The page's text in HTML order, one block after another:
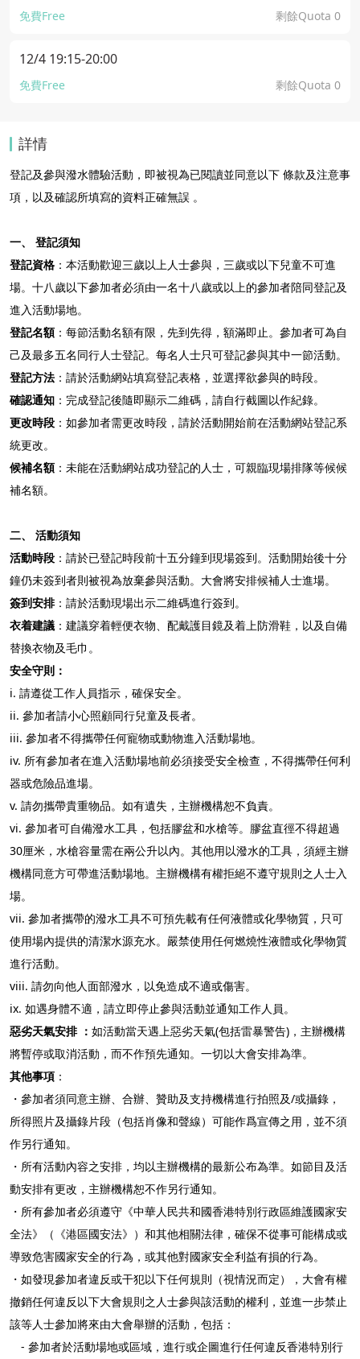
免費Free 剩餘Quota 0
12/4 19:15-20:00
免費Free 剩餘Quota 0
詳情
登記及參與潑水體驗活動，即被視為已閱讀並同意以下 條款及注意事
項，以及確認所填寫的資料正確無誤 。
一、 登記須知
登記資格 ：本活動歡迎三歲以上人士參與，三歲或以下兒童不可進
場。十八歲以下參加者必須由一名十八歲或以上的參加者陪同登記及
進入活動場地。
登記名額：每節活動名額有限，先到先得，額滿即止。參加者可為自
己及最多五名同行人士登記。每名人士只可登記參與其中一節活動。
登記方法 ：請於活動網站填寫登記表格，並選擇欲參與的時段。
確認通知 ：完成登記後隨即顯示二維碼，請自行截圖以作紀錄。
更改時段 ：如參加者需更改時段，請於活動開始前在活動網站登記系
統更改。
候補名額： 未能在活動網站成功登記的人士，可親臨現場排隊等候候
補名額。
二、 活動須知
活動時段 ：請於已登記時段前十五分鐘到現場簽到。活動開始後十分
鐘仍未簽到者則被視為放棄參與活動。大會將安排候補人士進場。
簽到安排：請於活動現場出示二維碼進行簽到。
衣着建議 ：建議穿着輕便衣物、配戴護目鏡及着上防滑鞋，以及自備
替換衣物及毛巾。
安全守則：
i. 請遵從工作人員指示，確保安全。
ii. 參加者請小心照顧同行兒童及長者。
iii. 參加者不得攜帶任何寵物或動物進入活動場地。
iv. 所有參加者在進入活動場地前必須接受安全檢查， 不得攜帶任何利
器或危險品進場。
v. 請勿攜帶貴重物品。如有遺失，主辦機構恕不負責。
vi. 參加者可自備潑水工具，包括膠盆和水槍等。膠盆直徑不得超過
30厘米，水槍容量需在兩公升以內。 其他用以潑水的工具，須經主辦
機構同意方可帶進活動場地。主辦機構有權拒絕不遵守規則之人士入
場。
vii. 參加者攜帶的潑水工具不可預先載有任何液體或化學物質，只可
使用場內提供的清潔水源充水。嚴禁使用任何燃燒性液體或化學物質
進行活動。
viii. 請勿向他人面部潑水，以免造成不適或傷害。
ix. 如遇身體不適，請立即停止參與活動並通知工作人員。
惡劣天氣安排 ： 如活動當天遇上惡劣天氣(包括雷暴警告)，主辦機構
將暫停或取消活動，而不作預先通知。一切以大會安排為準。
其他事項 ：
・參加者須同意主辦、合辦、贊助及支持機構進行拍照及/或攝錄，
所得照片及攝錄片段（包括肖像和聲線）可能作爲宣傳之用，並不須
作另行通知。
・所有活動內容之安排 ，均以主辦機構的最新公布為準。如節目及活
動安排有更改，主辦機構恕不作另行通知。
・所有參加者必須遵守《中華人民共和國香港特別行政區維護國家安
全法》（《港區國安法》）和其他相關法律，確保不從事可能構成或
導致危害國家安全的行為，或其他對國家安全利益有損的行為。
・如發現參加者違反或干犯以下任何規則（視情況而定）
，大會有權
撤銷任何違反以下大會規則之人士參與該活動的權利 ，並進一步禁止
該等人士參加將來由大會舉辦的活動，包括：
- 參加者於活動場地或區域 ，進行或企圖進行任何違反香港特別行